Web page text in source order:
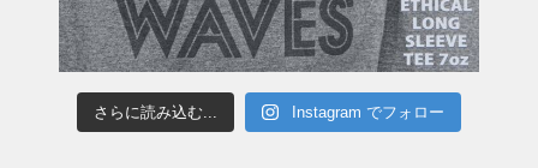
さらに読み込む... Instagram でフォロー